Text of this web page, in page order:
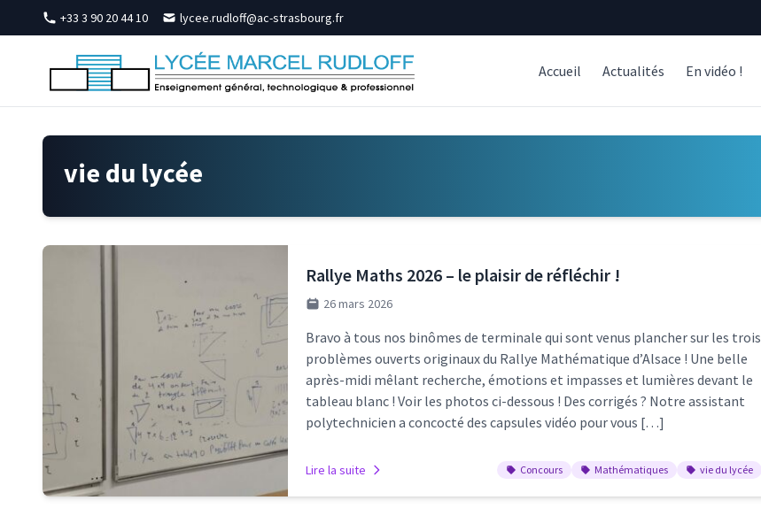
Skip to content+33 3 90 20 44 10 lycee.rudloff@ac-strasbourg.fr
Accueil Actualités En vidéo !
vie du lycée
Rallye Maths 2026 – le plaisir de réfléchir !
26 mars 2026
Bravo à tous nos binômes de terminale qui sont venus plancher sur les trois
problèmes ouverts originaux du Rallye Mathématique d’Alsace ! Une belle
après-midi mêlant recherche, émotions et impasses et lumières devant le
tableau blanc ! Voir les photos ci-dessous ! Des corrigés ? Notre assistant
polytechnicien a concocté des capsules vidéo pour vous […]
Lire la suite Concours Mathématiques vie du lycée